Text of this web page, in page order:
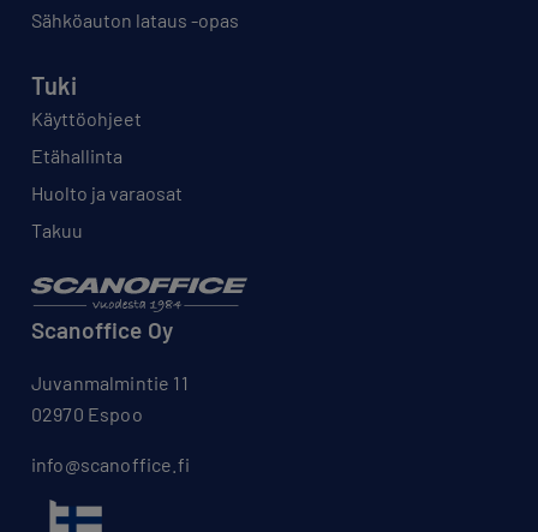
Sähköauton lataus -opas
Tuki
Käyttöohjeet
Etähallinta
Huolto ja varaosat
Takuu
Scanoffice Oy
Juvanmalmintie 11
02970 Espoo
info@scanoffice.fi